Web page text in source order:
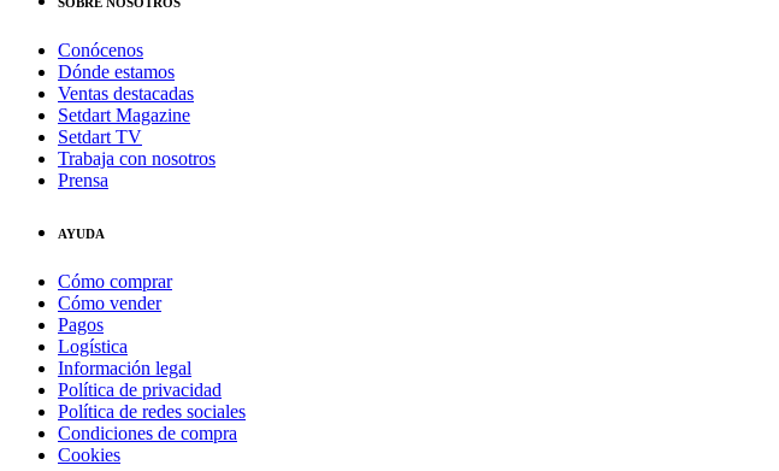
Conócenos
Dónde estamos
Ventas destacadas
Setdart Magazine
Setdart TV
Trabaja con nosotros
Prensa
AYUDA
Cómo comprar
Cómo vender
Pagos
Logística
Información legal
Política de privacidad
Política de redes sociales
Condiciones de compra
Cookies